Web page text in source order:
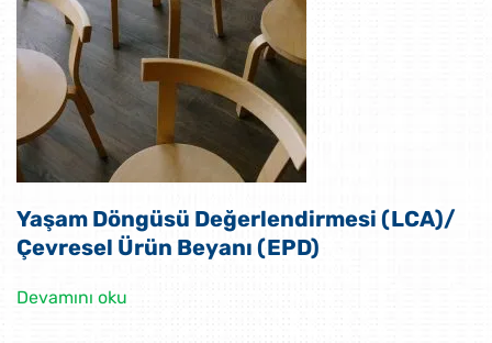
Yaşam Döngüsü Değerlendirmesi (LCA)/
Çevresel Ürün Beyanı (EPD)
Devamını oku